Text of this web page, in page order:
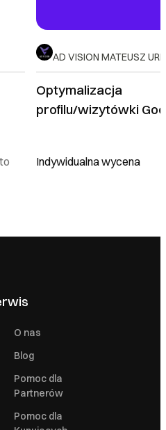
AD VISION MATEUSZ
Optymalizacja
profilu/wizytówki
Indywidualna wycena
O nas
Blog
Pomoc dla
Partnerów
Pomoc dla